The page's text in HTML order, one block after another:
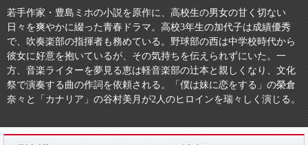
若手作家・豊島ミホの小説を原作に、高校生の男女の甘く切ない
日々を爽やかに綴った青春ドラマ。高校3年生の加代子は成績優秀
で、吹奏楽部の指揮者も務めている。野球部の西は中学校時代から
彼女に好意を抱いているが、その気持ちを伝えられずにいた。一
方、音楽ライターを夢見る恵は軽音楽部の辻本と親しくなり、文化
祭で演奏する曲の作詞を依頼される。「僕は妹に恋をする」の榮倉
奈々と「カナリア」の谷村美月が2人のヒロインを瑞々しく演じる。